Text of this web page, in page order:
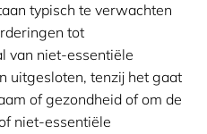
typisch te verwachten
tot
van niet-essentiële
uitgesloten, tenzij het gaat
of gezondheid of om de
niet-essentiële